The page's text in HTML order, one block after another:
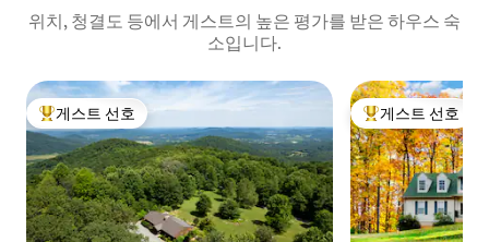
위치, 청결도 등에서 게스트의 높은 평가를 받은 하우스 숙
소입니다.
상위 게스트 선호
게스트 선호 상위 게스트 선호
게스트 선호